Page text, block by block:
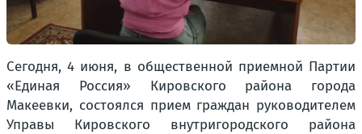
Сегодня, 4 июня, в общественной приемной Партии
«Единая Россия» Кировского района города
Макеевки, состоялся прием граждан руководителем
Управы Кировского внутригородского района